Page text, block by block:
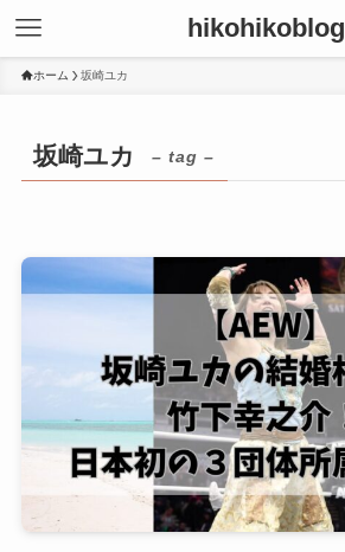
hikohikoblog
ホーム 坂崎ユカ
坂崎ユカ – tag –